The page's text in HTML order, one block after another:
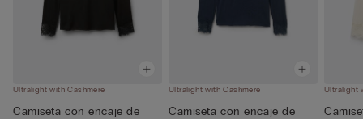
Ultralight with Cashmere
Camiseta con encaje de
Ultralight with Cashmere
Camiseta con encaje de
Ultralight